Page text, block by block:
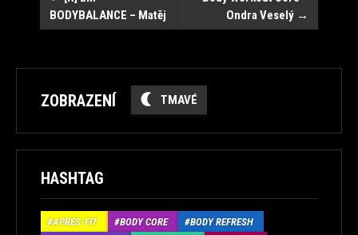
BODYBALANCE – Matěj
Ondra Veselý →
ZOBRAZENÍ TMAVÉ
HASHTAG
APRÉS-FIT BODY CORE
BODY REFRESH